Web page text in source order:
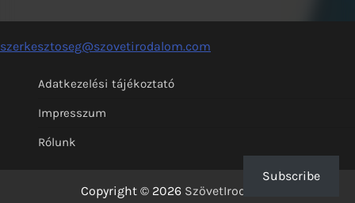
szerkesztoseg@szovetirodalom.com
Adatkezelési tájékoztató
Impresszum
Rólunk
Copyright © 2026 SzövetIrodalom
Subscribe